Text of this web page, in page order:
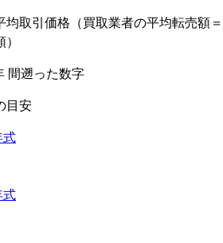
取引価格（買取業者の平均転売額＝
間遡った数字
目安